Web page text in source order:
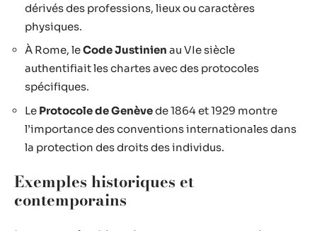
dérivés des professions, lieux ou caractères
physiques.
À Rome, leCode Justinien au VIe siècle
authentifiait les chartes avec des protocoles
spécifiques.
Le Protocole de Genèvede 1864 et 1929 montre
l’importance des conventions internationales dans
la protection des droits des individus.
Exemples historiques et
contemporains